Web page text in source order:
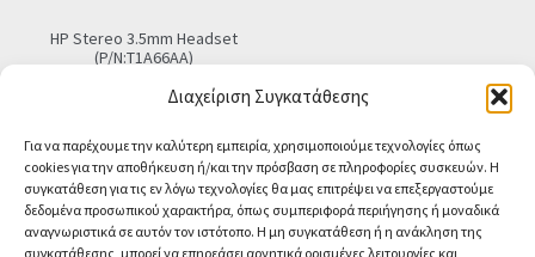
Διαχείριση Συγκατάθεσης
Για να παρέχουμε την καλύτερη εμπειρία, χρησιμοποιούμε τεχνολογίες όπως
cookies για την αποθήκευση ή/και την πρόσβαση σε πληροφορίες συσκευών. Η
συγκατάθεση για τις εν λόγω τεχνολογίες θα μας επιτρέψει να επεξεργαστούμε
δεδομένα προσωπικού χαρακτήρα, όπως συμπεριφορά περιήγησης ή μοναδικά
αναγνωριστικά σε αυτόν τον ιστότοπο. Η μη συγκατάθεση ή η ανάκληση της
συγκατάθεσης, μπορεί να επηρεάσει αρνητικά ορισμένες λειτουργίες και
HP Stereo 3.5mm Headset
(P/N:T1A66AA)
Τελική τιμή
Προσθήκη στο καλάθι